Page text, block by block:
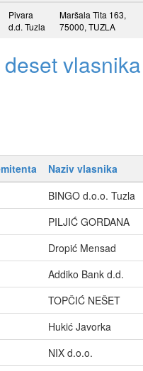
Pivara
d.d. Tuzla
Maršala Tita 163,
75000, TUZLA
vlasnika
Naziv vlasnika
BINGO d.o.o. Tuzla
PILJIĆ GORDANA
Dropić Mensad
Addiko Bank d.d.
TOPČIĆ NEŠET
Hukić Javorka
NIX d.o.o.